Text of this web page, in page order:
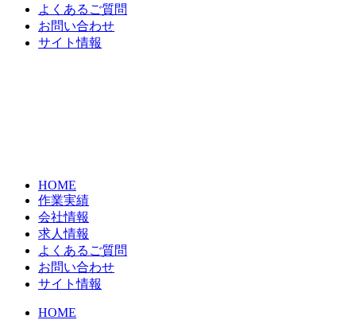
よくあるご質問
お問い合わせ
サイト情報
HOME
作業実績
会社情報
求人情報
よくあるご質問
お問い合わせ
サイト情報
HOME